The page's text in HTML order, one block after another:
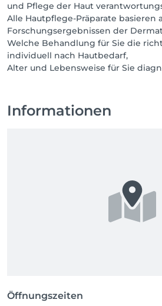
und Pflege der Haut
Alle Hautpflege-Präparate basieren
Forschungsergebnissen der
Welche Behandlung für Sie die
individuell nach Hautbedarf,
Alter und Lebensweise für Sie
Informationen
Öffnungszeiten